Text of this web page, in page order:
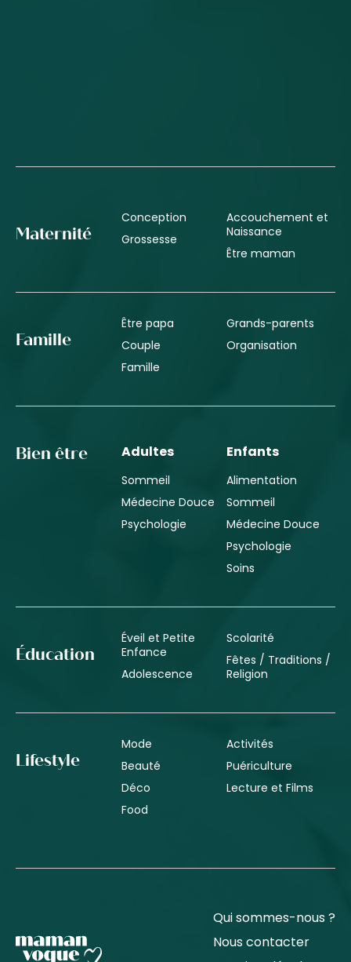
Maternité
Conception
Grossesse
Accouchement et
Naissance
Être maman
Famille
Être papa
Couple
Famille
Grands-parents
Organisation
Bien être Adultes
Sommeil
Médecine Douce
Psychologie
Enfants
Alimentation
Sommeil
Médecine Douce
Psychologie
Soins
Éducation
Éveil et Petite
Enfance
Adolescence
Scolarité
Fêtes / Traditions /
Religion
Lifestyle
Mode
Beauté
Déco
Food
Activités
Puériculture
Lecture et Films
Qui sommes-nous ?
Nous contacter